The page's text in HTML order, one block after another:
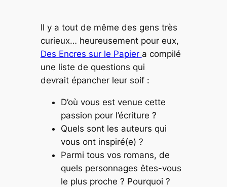
Il y a tout de même des gens très
curieux… heureusement pour eux,
Des Encres sur le Papier a compilé
une liste de questions qui
devrait épancher leur soif :
D’où vous est venue cette
passion pour l’écriture ?
Quels sont les auteurs qui
vous ont inspiré(e) ?
Parmi tous vos romans, de
quels personnages êtes-vous
le plus proche ? Pourquoi ?